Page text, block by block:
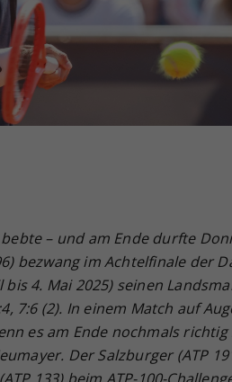
– und am Ende durfte
bezwang im Achtelfinale der
4. Mai 2025) seinen
7:6 (2). In einem Match auf
es am Ende nochmals
Der Salzburger (ATP
Ihrer vorgenommen
Webseiten-Betreiber